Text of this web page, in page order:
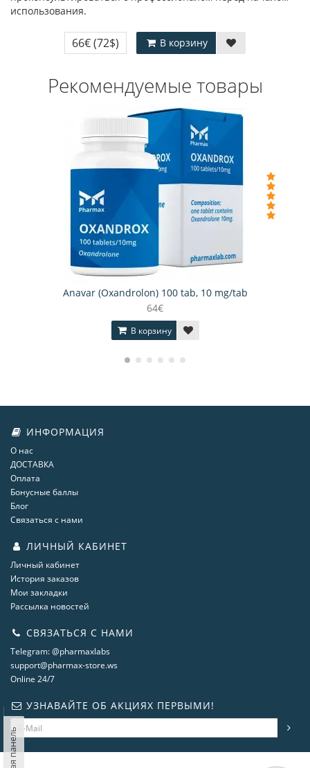
использования.
66€(72$) В корзину
Рекомендуемые товары
Anavar (Oxandrolon) 100 tab, 10 mg/tab
64€
В корзину
ИНФОРМАЦИЯ
О нас
ДОСТАВКА
Оплата
Бонусные баллы
Блог
Связаться с нами
ЛИЧНЫЙ КАБИНЕТ
Личный кабинет
История заказов
Мои закладки
Рассылка новостей
СВЯЗАТЬСЯ С НАМИ
Telegram: @pharmaxlabs
support@pharmax-store.ws
Online 24/7
УЗНАВАЙТЕ ОБ АКЦИЯХ ПЕРВЫМИ!